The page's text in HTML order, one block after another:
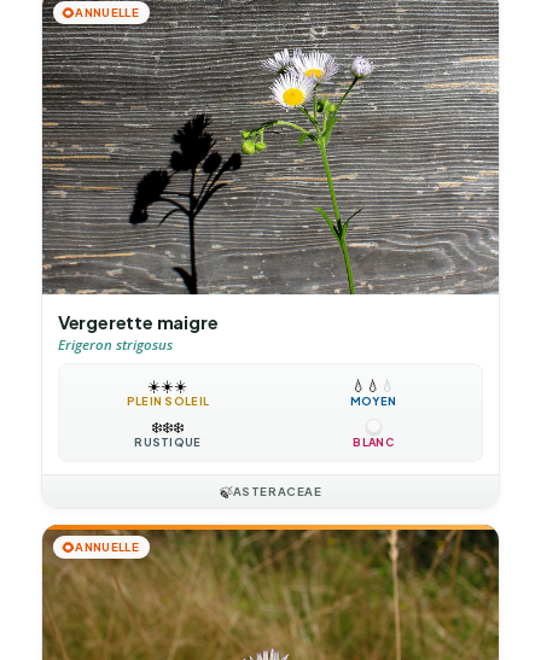
🌻ANNUELLE
Vergerette maigre
Erigeron strigosus
☀️☀️☀️
PLEIN SOLEIL
💧 💧 💧
MOYEN
❄️❄️❄️
RUSTIQUE BLANC
🍃ASTERACEAE
🌻ANNUELLE